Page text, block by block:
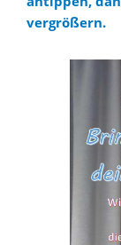
vergrößern.